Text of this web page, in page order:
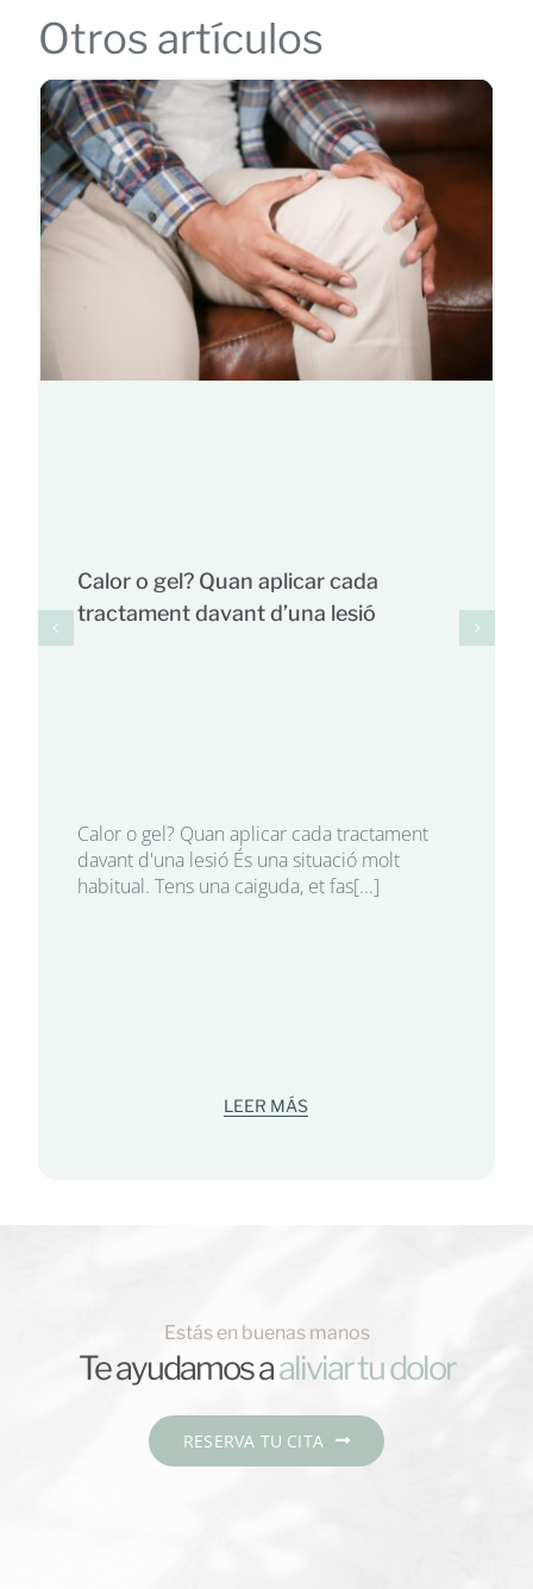
Otros artículos
Calor o gel? Quan aplicar cada
tractament davant d’una lesió
Calor o gel? Quan aplicar cada tractament
davant d'una lesió És una situació molt
habitual. Tens una caiguda, et fas[...]
LEER MÁS
Estás en buenas manos
Te ayudamos a
RESERVA TU CITA